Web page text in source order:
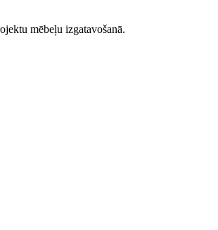
mēbeļu izgatavošanā.